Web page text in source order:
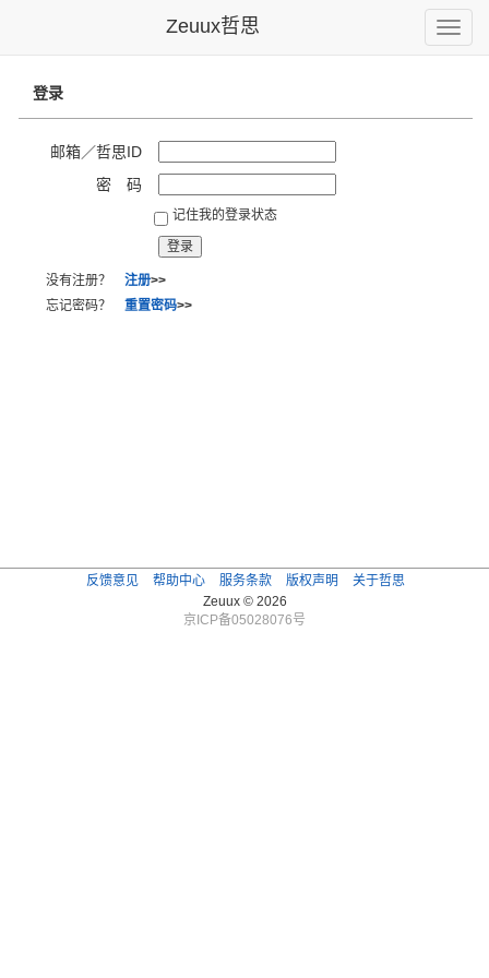
Toggle
Zeuux哲思
登录
邮箱／哲思ID
密 码
记住我的登录状态
没有注册？ 注册>>
忘记密码？ 重置密码>>
反馈意见 帮助中心 服务条款 版权声明
关于哲思
Zeuux © 2026
京ICP备05028076号